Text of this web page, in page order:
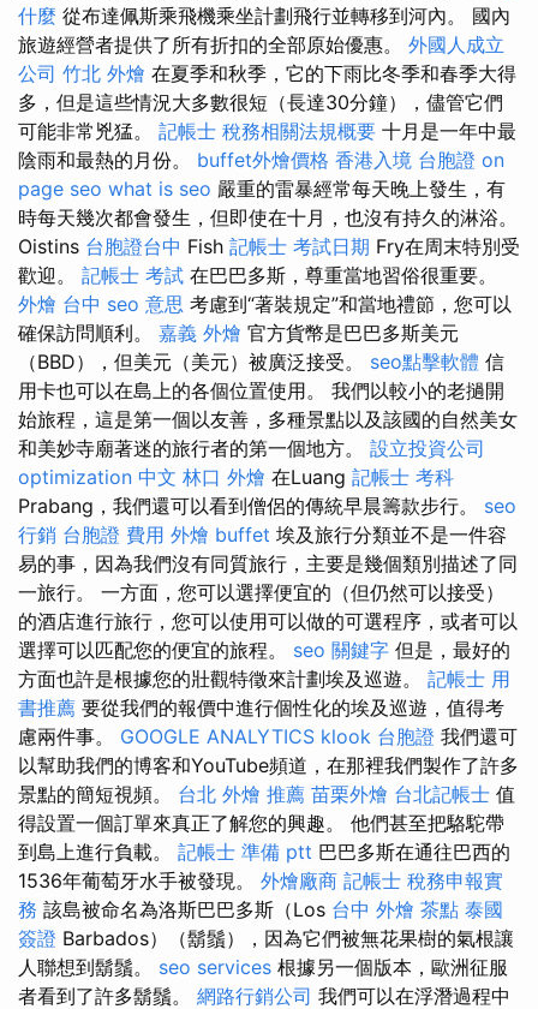
什麼 從布達佩斯乘飛機乘坐計劃飛行並轉移到河內。 國內
旅遊經營者提供了所有折扣的全部原始優惠。 外國人成立
公司 竹北 外燴 在夏季和秋季，它的下雨比冬季和春季大得
多，但是這些情況大多數很短（長達30分鐘），儘管它們
可能非常兇猛。 記帳士 稅務相關法規概要 十月是一年中最
陰雨和最熱的月份。 buffet外燴價格 香港入境 台胞證 on
page seo what is seo 嚴重的雷暴經常每天晚上發生，有
時每天幾次都會發生，但即使在十月，也沒有持久的淋浴。
Oistins 台胞證台中 Fish 記帳士 考試日期 Fry在周末特別受
歡迎。 記帳士 考試 在巴巴多斯，尊重當地習俗很重要。
外燴 台中 seo 意思 考慮到“著裝規定”和當地禮節，您可以
確保訪問順利。 嘉義 外燴 官方貨幣是巴巴多斯美元
（BBD），但美元（美元）被廣泛接受。 seo點擊軟體 信
用卡也可以在島上的各個位置使用。 我們以較小的老撾開
始旅程，這是第一個以友善，多種景點以及該國的自然美女
和美妙寺廟著迷的旅行者的第一個地方。 設立投資公司
optimization 中文 林口 外燴 在Luang 記帳士 考科
Prabang，我們還可以看到僧侶的傳統早晨籌款步行。 seo
行銷 台胞證 費用 外燴 buffet 埃及旅行分類並不是一件容
易的事，因為我們沒有同質旅行，主要是幾個類別描述了同
一旅行。 一方面，您可以選擇便宜的（但仍然可以接受）
的酒店進行旅行，您可以使用可以做的可選程序，或者可以
選擇可以匹配您的便宜的旅程。 seo 關鍵字 但是，最好的
方面也許是根據您的壯觀特徵來計劃埃及巡遊。 記帳士 用
書推薦 要從我們的報價中進行個性化的埃及巡遊，值得考
慮兩件事。 GOOGLE ANALYTICS klook 台胞證 我們還可
以幫助我們的博客和YouTube頻道，在那裡我們製作了許多
景點的簡短視頻。 台北 外燴 推薦 苗栗外燴 台北記帳士 值
得設置一個訂單來真正了解您的興趣。 他們甚至把駱駝帶
到島上進行負載。 記帳士 準備 ptt 巴巴多斯在通往巴西的
1536年葡萄牙水手被發現。 外燴廠商 記帳士 稅務申報實
務 該島被命名為洛斯巴巴多斯（Los 台中 外燴 茶點 泰國
簽證 Barbados）（鬍鬚），因為它們被無花果樹的氣根讓
人聯想到鬍鬚。 seo services 根據另一個版本，歐洲征服
者看到了許多鬍鬚。 網路行銷公司 我們可以在浮潛過程中